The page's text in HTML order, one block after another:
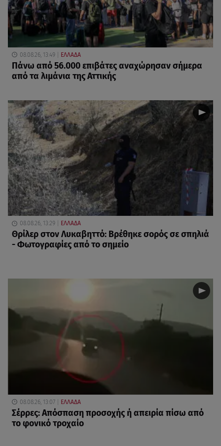
08.08.26, 13:49 ΕΛΛΑΔΑ
Πάνω από 56.000 επιβάτες αναχώρησαν σήμερα
από τα λιμάνια της Αττικής
08.08.26, 13:29 ΕΛΛΑΔΑ
Θρίλερ στον Λυκαβηττό: Βρέθηκε σορός σε σπηλιά
- Φωτογραφίες από το σημείο
08.08.26, 13:07 ΕΛΛΑΔΑ
Σέρρες: Απόσπαση προσοχής ή απειρία πίσω από
το φονικό τροχαίο